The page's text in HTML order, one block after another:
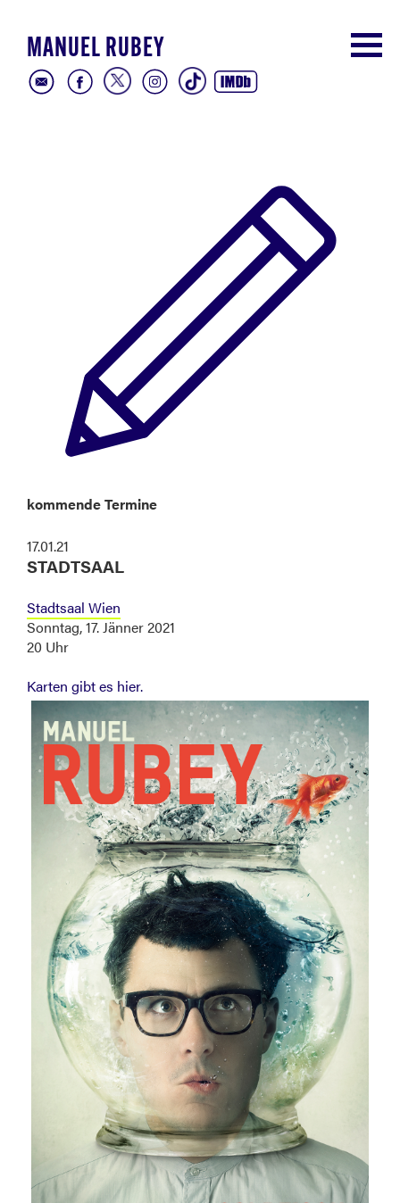
MANUEL RUBEY
kommende Termine
17.01.21
STADTSAAL
Stadtsaal Wien
Sonntag, 17. Jänner 2021
20 Uhr
Karten gibt es hier.